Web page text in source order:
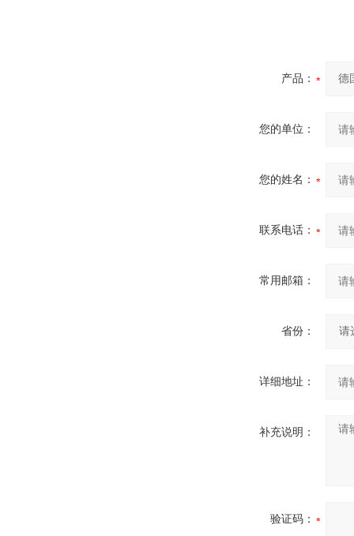
产品：
您的单位：
您的姓名：
联系电话：
常用邮箱：
省份：
详细地址：
补充说明：
验证码：